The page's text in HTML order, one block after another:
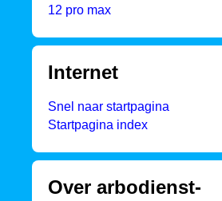
12 pro max
Internet
Snel naar startpagina
Startpagina index
Over arbodienst-